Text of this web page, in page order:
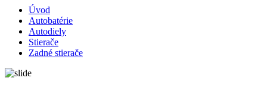
Úvod
Autobatérie
Autodiely
Stierače
Zadné stierače